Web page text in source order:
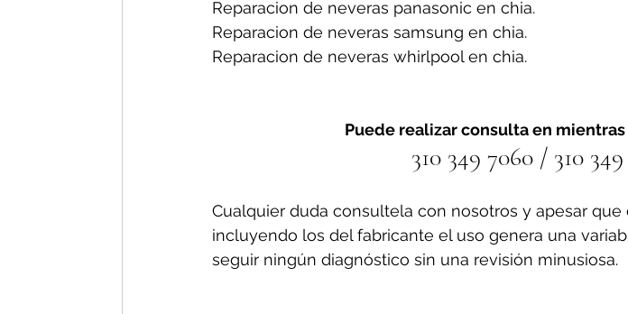
Reparacion de neveras panasonic en chia.
Reparacion de neveras samsung en chia.
Reparacion de neveras whirlpool en chia.
Puede realizar consulta en
310 349 7060 / 310
Cualquier duda consultela con nosotros y apesar
incluyendo los del fabricante el uso genera una
seguir ningún diagnóstico sin una revisión minusiosa.